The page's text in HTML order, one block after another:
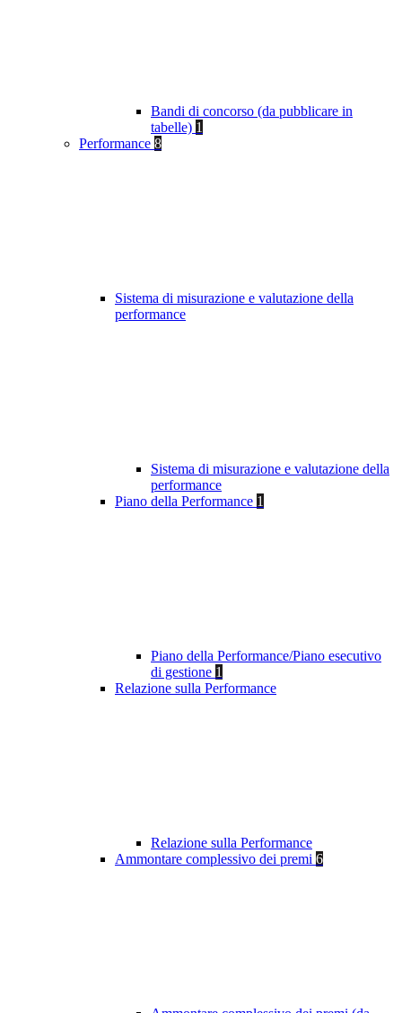
Bandi di concorso (da pubblicare in
tabelle) 1
Performance 8
Sistema di misurazione e valutazione della
performance
Sistema di misurazione e valutazione della
performance
Piano della Performance 1
Piano della Performance/Piano esecutivo
di gestione 1
Relazione sulla Performance
Relazione sulla Performance
Ammontare complessivo dei premi 6